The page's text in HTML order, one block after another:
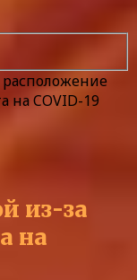
на COVID-19
из-за
на